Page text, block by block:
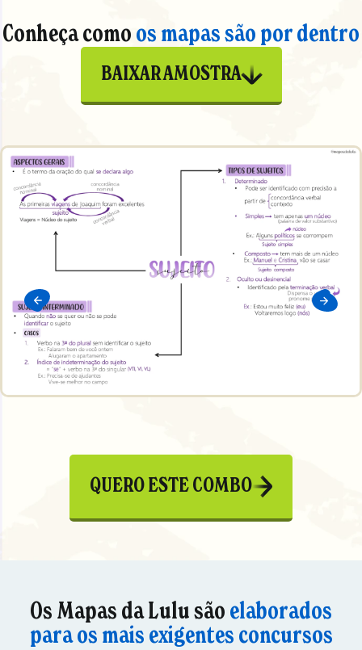
Conheça como os mapas são por dentro
BAIXAR AMOSTRA
QUERO ESTE COMBO
Os Mapas da Lulu são elaborados
para os mais exigentes concursos